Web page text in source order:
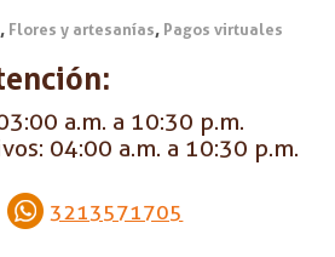
, Flores y artesanías, Pagos virtuales
a.m. a 10:30 p.m.
04:00 a.m. a 10:30 p.m.
3213571705